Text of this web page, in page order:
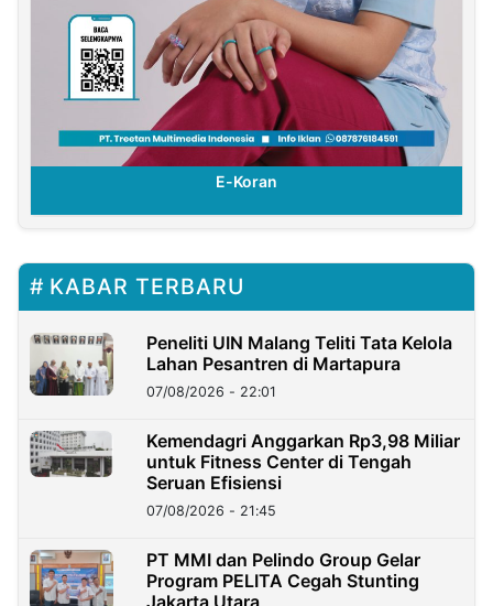
E-Koran
KABAR TERBARU
Peneliti UIN Malang Teliti Tata Kelola
Lahan Pesantren di Martapura
07/08/2026 - 22:01
Kemendagri Anggarkan Rp3,98 Miliar
untuk Fitness Center di Tengah
Seruan Efisiensi
07/08/2026 - 21:45
PT MMI dan Pelindo Group Gelar
Program PELITA Cegah Stunting
Jakarta Utara